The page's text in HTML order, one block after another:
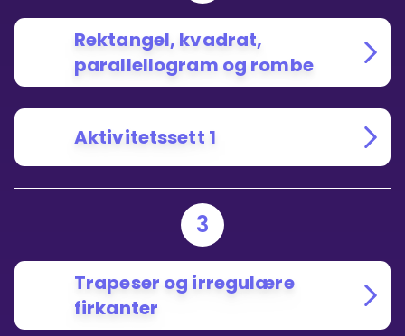
Rektangel, kvadrat,
parallellogram og rombe
Aktivitetssett 1
3
Trapeser og irregulære
firkanter